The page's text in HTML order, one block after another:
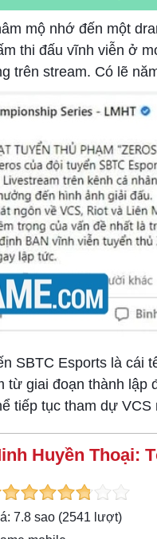
mộ nhớ đến một
thi đấu vĩnh viễn ở
trên stream. Có lẽ
SBTC Esports là cái
từ giai đoạn thành
tiếp tục tham dự VCS
Huyền Thoại:
7.8 sao (2541 lượt)